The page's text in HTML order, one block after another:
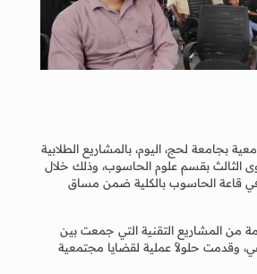
بجامعة لحج، اليوم، بالمشاريع الطلابية
الثالث بقسم علوم الحاسوب، وذلك خلال
قاعة الحاسوب بالكلية ضمن مساق
من المشاريع التقنية التي جمعت بين
وقدمت حلولاً عملية لقضايا مجتمعية